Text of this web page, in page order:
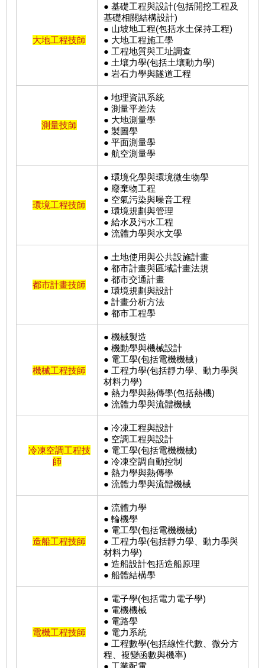
大地工程技師
● 基礎工程與設計(包括開挖工程及
基礎相關結構設計)
● 山坡地工程(包括水土保持工程)
● 大地工程施工學
● 工程地質與工址調查
● 土壤力學(包括土壤動力學)
● 岩石力學與隧道工程
測量技師
● 地理資訊系統
● 測量平差法
● 大地測量學
● 製圖學
● 平面測量學
● 航空測量學
環境工程技師
● 環境化學與環境微生物學
● 廢棄物工程
● 空氣污染與噪音工程
● 環境規劃與管理
● 給水及污水工程
● 流體力學與水文學
都市計畫技師
● 土地使用與公共設施計畫
● 都市計畫與區域計畫法規
● 都市交通計畫
● 環境規劃與設計
● 計畫分析方法
● 都市工程學
機械工程技師
● 機械製造
● 機動學與機械設計
● 電工學(包括電機機械）
● 工程力學(包括靜力學、動力學與
材料力學)
● 熱力學與熱傳學(包括熱機)
● 流體力學與流體機械
冷凍空調工程技
師
● 冷凍工程與設計
● 空調工程與設計
● 電工學(包括電機機械)
● 冷凍空調自動控制
● 熱力學與熱傳學
● 流體力學與流體機械
造船工程技師
● 流體力學
● 輪機學
● 電工學(包括電機機械)
● 工程力學(包括靜力學、動力學與
材料力學)
● 造船設計包括造船原理
● 船體結構學
電機工程技師
● 電子學(包括電力電子學)
● 電機機械
● 電路學
● 電力系統
● 工程數學(包括線性代數、微分方
程、複變函數與機率)
● 工業配電